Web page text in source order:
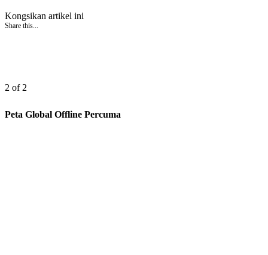
Kongsikan artikel ini
Share this...
2 of 2
Peta Global Offline Percuma